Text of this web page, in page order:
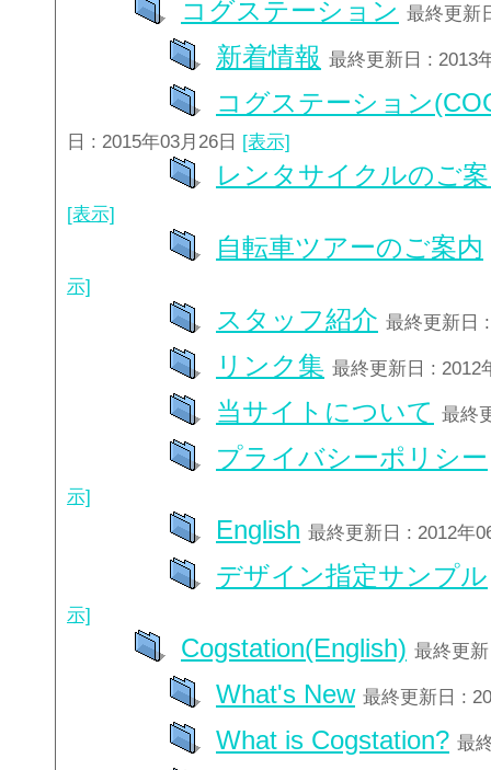
コグステーション 最終更新
新着情報 最終更新日 : 2013
コグステーション
日 : 2015年03月26日 [表示]
レンタサイクルのご
[表示]
自転車ツアーのご案内
示]
スタッフ紹介 最終更新日
リンク集 最終更新日 : 2012
当サイトについて 最終
プライバシーポリシー
示]
English 最終更新日 : 2012年
デザイン指定サンプル
示]
Cogstation(English) 最終更
What's New 最終更新日 :
What is Cogstation? 最